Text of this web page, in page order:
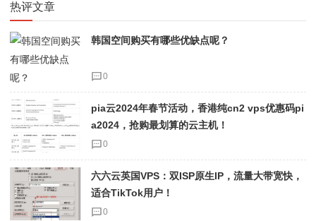
热评文章
韩国空间购买有哪些优缺点呢？
0
pia云2024年春节活动，香港纯cn2 vps优惠码pi
a2024，抢购最划算的云主机！
0
六六云英国VPS：双ISP原生IP，流量大带宽快，
适合TikTok用户！
0